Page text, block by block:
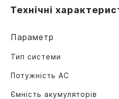
Технічні
Параметр
Тип системи
Потужність AC
Ємність акумуляторів